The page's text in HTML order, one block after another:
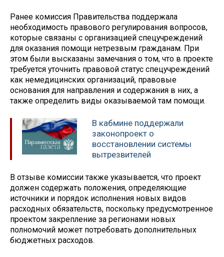
Ранее комиссия Правительства поддержала
необходимость правового регулирования вопросов,
которые связаны с организацией спецучреждений
для оказания помощи нетрезвым гражданам. При
этом были высказаны замечания о том, что в проекте
требуется уточнить правовой статус спецучреждений
как немедицинских организаций, правовые
основания для направления и содержания в них, а
также определить виды оказываемой там помощи.
В кабмине поддержали
законопроект о
восстановлении системы
вытрезвителей
В отзыве комиссии также указывается, что проект
должен содержать положения, определяющие
источники и порядок исполнения новых видов
расходных обязательств, поскольку предусмотренное
проектом закрепление за регионами новых
полномочий может потребовать дополнительных
бюджетных расходов.